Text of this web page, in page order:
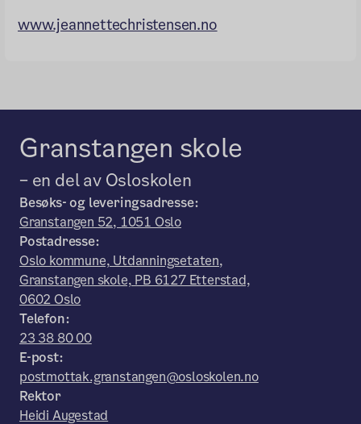
www.jeannettechristensen.no
Granstangen skole
– en del av Osloskolen
Besøks- og leveringsadresse:
Granstangen 52, 1051 Oslo
Postadresse:
Oslo kommune, Utdanningsetaten,
Granstangen skole, PB 6127 Etterstad,
0602 Oslo
Telefon:
23 38 80 00
E-post:
postmottak.granstangen@osloskolen.no
Rektor
Heidi Augestad